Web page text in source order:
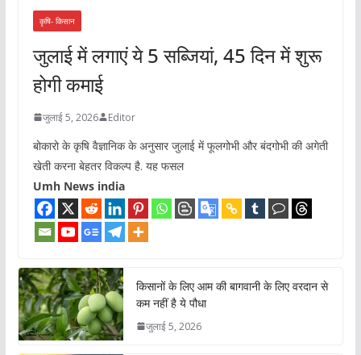
कृषि- किसान
जुलाई में लगाएं ये 5 सब्जियां, 45 दिन में शुरू
होगी कमाई
जुलाई 5, 2026 Editor
बोकारो के कृषि वैज्ञानिक के अनुसार जुलाई में फूलगोभी और बंदगोभी की अगेती
खेती करना बेहतर विकल्प है. यह फसल
Umh News india
किसानों के लिए आम की बागवानी के लिए वरदान से
कम नहीं है ये पौधा
जुलाई 5, 2026